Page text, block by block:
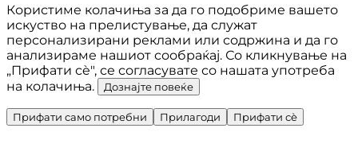
Користиме колачиња за да го подобриме вашето
искуство на прелистување, да служат
персонализирани реклами или содржина и да го
анализираме нашиот сообраќај. Со кликнување на
„Прифати сè", се согласувате со нашата употреба
на колачиња.
Дознајте повеќе
Прифати само потребни Прилагоди Прифати сè